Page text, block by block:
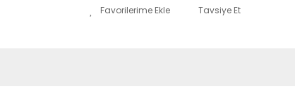
Tavsiye Et